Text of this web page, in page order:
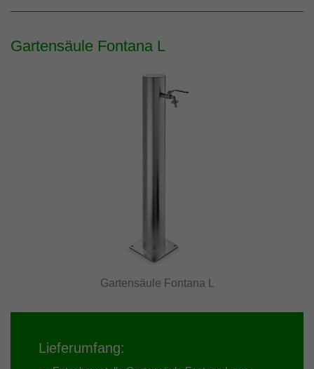
Gartensäule Fontana L
Gartensäule Fontana L
Lieferumfang: